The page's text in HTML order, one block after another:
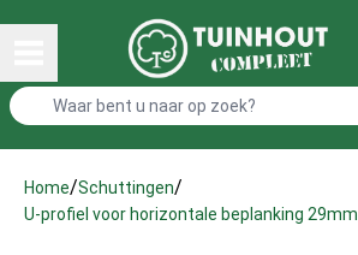
Home/Schuttingen/
U-profiel voor horizontale beplanking 29mm